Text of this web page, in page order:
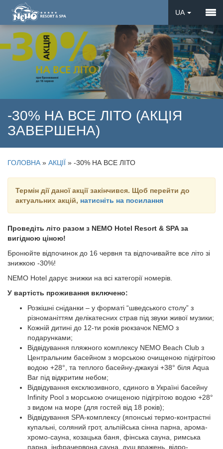
UA
EN
DE
-30% НА ВСЕ ЛІТО (АКЦІЯ
ЗАВЕРШЕНА)
ГОЛОВНА » АКЦІЇ » -30% НА ВСЕ ЛІТО
Термін дії даної акції закінчився. Щоб перейти до
актуальних акцій, натисніть на посилання
Проведіть літо разом з NEMO Hotel Resort & SPA за
вигідною ціною!
Бронюйте відпочинок до 16 червня та відпочивайте все літо зі
знижкою -30%!
NEMO Hotel дарує знижки на всі категорії номерів.
У вартість проживання включено:
Розкішні сніданки – у форматі “шведського столу” з
різноманіттям делікатесних страв під звуки живої музики;
Кожній дитині до 12-ти років рюкзачок NEMO з
подарунками;
Відвідування пляжного комплексу NEMO Beach Club з
Центральним басейном з морською очищеною підігрітою
водою +28°, та теплого басейну-джакузі +38° біля Aqua
Bar під відкритим небом;
Відвідування ексклюзивного, єдиного в Україні басейну
Infinity Pool з морською очищеною підігрітою водою +28°
з видом на море (для гостей від 18 років);
Відвідування SPA-комплексу (японські термо-контрастні
купальні, соляний грот, альпійська сінна парна, арома-
хромо-сауна, козацька баня, фінська сауна, римська
парна, інфрачервона сауна, душ вражень, відро-